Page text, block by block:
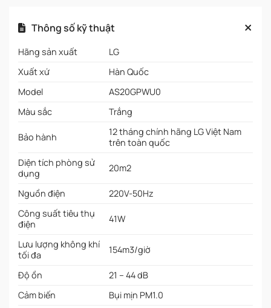
Thông số kỹ thuật
Hãng sản xuất
LG
Xuất xứ
Hàn Quốc
Model
AS20GPWU0
Màu sắc
Trắng
Bảo hành
12 tháng chính hãng LG Việt Nam
trên toàn quốc
Diện tích phòng sử
dụng
20m2
Nguồn điện
220V-50Hz
Công suất tiêu thụ
điện
41W
Lưu lượng không khí
tối đa
154m3/giờ
Độ ồn
21 – 44 dB
Cảm biến
Bụi mịn PM1.0